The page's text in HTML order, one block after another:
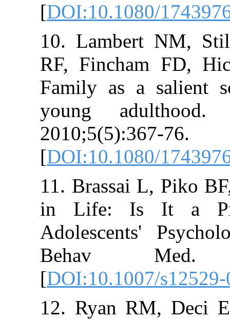
[DOI:10.1080/
10. Lambert
RF, Fincham
Family as a
young
2010;5(5):367-
[DOI:10.1080/
11. Brassai L,
in Life: Is It
Adolescents'
Behav
[DOI:10.1007/
12. Ryan RM,